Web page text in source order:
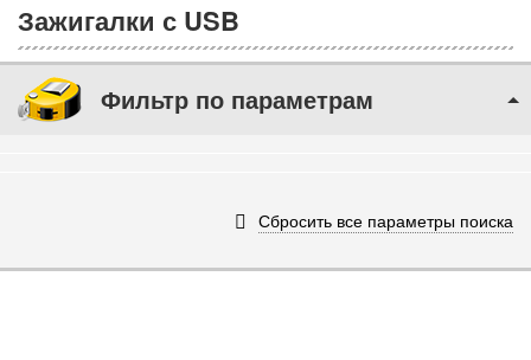
Зажигалки с USB
Фильтр по параметрам
Сбросить все параметры поиска